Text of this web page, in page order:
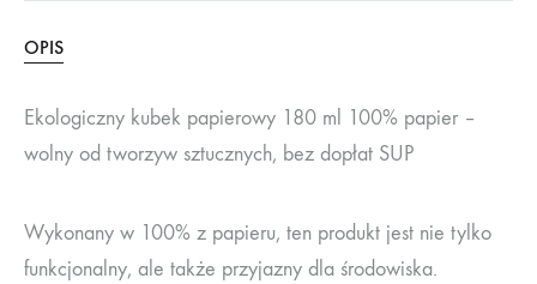
OPIS
Ekologiczny kubek papierowy 180 ml 100% papier –
wolny od tworzyw sztucznych, bez dopłat SUP
Wykonany w 100% z papieru, ten produkt jest nie tylko
funkcjonalny, ale także przyjazny dla środowiska.